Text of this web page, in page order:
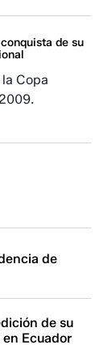
de su
Copa
de
de su
Ecuador